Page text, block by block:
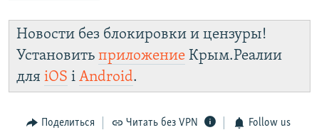
Новости без блокировки и цензуры!
Установить приложение Крым.Реалии
для iOS і Android.
Поделиться Читать без VPN Follow us